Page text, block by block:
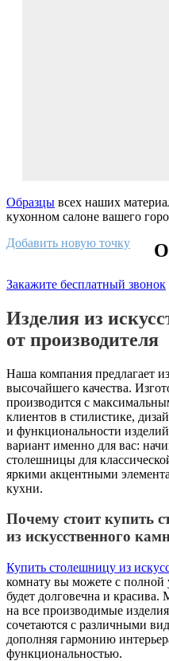
Образцы всех наших
кухонном салоне вашего
Добавить новую точку
Закажите бесплатный звонок
Изделия из
от производителя
Наша компания предлагает
высочайшего качества.
производится с
клиентов в стилистике,
и функциональности
вариант именно для вас:
столешницы для
яркими акцентными
кухни.
Почему стоит купить
из искусственного
Купить столешницу из
комнату вы можете с полной
будет долговечна и
на все производимые
сочетаются с различными
дополняя гармонию
функциональностью.